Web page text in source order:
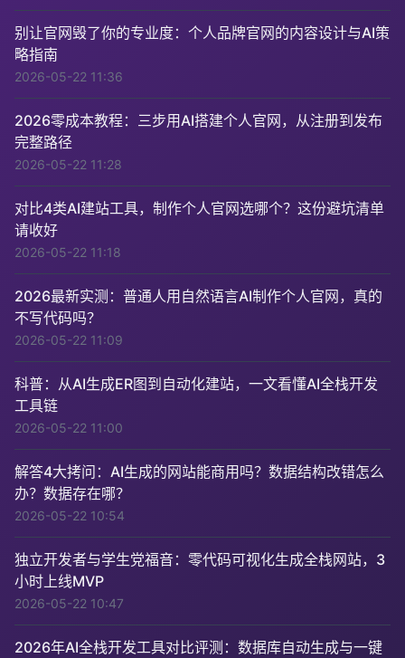
别让官网毁了你的专业度：个人品牌官网的内容设计与AI策
略指南
2026-05-22 11:36
2026零成本教程：三步用AI搭建个人官网，从注册到发布
完整路径
2026-05-22 11:28
对比4类AI建站工具，制作个人官网选哪个？这份避坑清单
请收好
2026-05-22 11:18
2026最新实测：普通人用自然语言AI制作个人官网，真的
不写代码吗？
2026-05-22 11:09
科普：从AI生成ER图到自动化建站，一文看懂AI全栈开发
工具链
2026-05-22 11:00
解答4大拷问：AI生成的网站能商用吗？数据结构改错怎么
办？数据存在哪？
2026-05-22 10:54
独立开发者与学生党福音：零代码可视化生成全栈网站，3
小时上线MVP
2026-05-22 10:47
2026年AI全栈开发工具对比评测：数据库自动生成与一键